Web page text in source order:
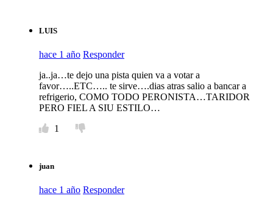
LUIS
hace 1 año Responder
ja..ja…te dejo una pista quien va a votar a
favor…..ETC….. te sirve….dias atras salio a bancar a
refrigerio, COMO TODO PERONISTA…TARIDOR
PERO FIEL A SIU ESTILO…
1
juan
hace 1 año Responder